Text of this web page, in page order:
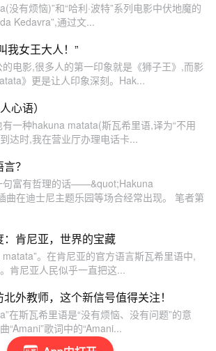
没有烦恼)”和“哈利·波特”系列电影中伏地魔的
Kedavra”,通过文...
我女王大人！”
电影,很多人的第一印象就是《狮子王》,而影
》更是让人印象深刻。Hak...
心语）
一种hakuna matata(斯瓦希里语,译为“不用
达时,我在营业厅办理电话卡...
？
句富有哲理的话——&quot;Hakuna
曲在迪士尼主题乐园等场合经常出现。 笔者第
肯尼亚，世界的宝藏
。在肯尼亚的官方语言斯瓦希里语中,
肯尼亚人民似乎一直把这...
北外教师，这个新信号值得关注！
在斯瓦希里语是“没有烦恼、没有问题”的意
“Amani”歌词中的“Amani...